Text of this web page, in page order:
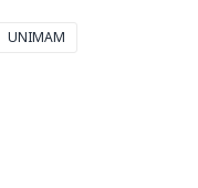
UNIMAM